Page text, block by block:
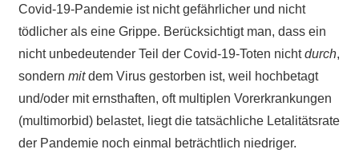
Covid-19-Pandemie ist nicht gefährlicher und nicht
tödlicher als eine Grippe. Berücksichtigt man, dass ein
nicht unbedeutender Teil der Covid-19-Toten nichtdurch,
sondern mitdem Virus gestorben ist, weil hochbetagt
und/oder mit ernsthaften, oft multiplen Vorerkrankungen
(multimorbid) belastet, liegt die tatsächliche Letalitätsrate
der Pandemie noch einmal beträchtlich niedriger.